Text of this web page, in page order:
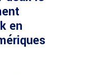
en